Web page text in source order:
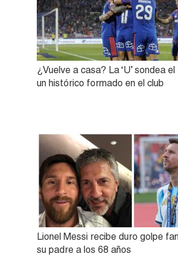
¿Vuelve a casa? La ‘U’ sondea
un histórico formado en el club
Lionel Messi recibe duro golpe
su padre a los 68 años